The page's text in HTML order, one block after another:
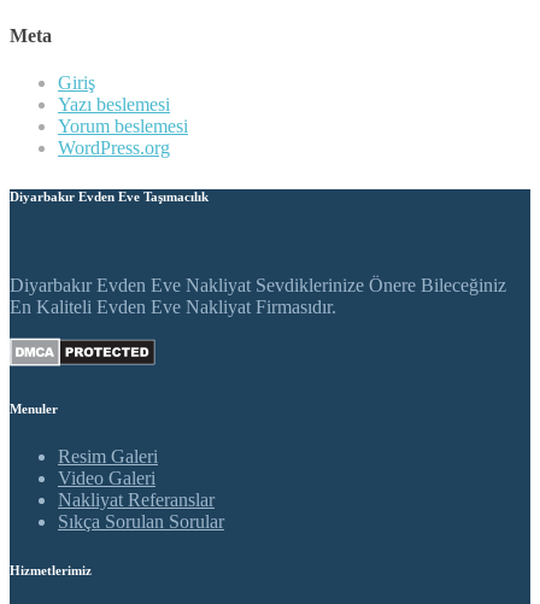
Meta
Giriş
Yazı beslemesi
Yorum beslemesi
WordPress.org
Diyarbakır Evden Eve Taşımacılık
Diyarbakır Evden Eve Nakliyat Sevdiklerinize Önere Bileceğiniz
En Kaliteli Evden Eve Nakliyat Firmasıdır.
Menuler
Resim Galeri
Video Galeri
Nakliyat Referanslar
Sıkça Sorulan Sorular
Hizmetlerimiz